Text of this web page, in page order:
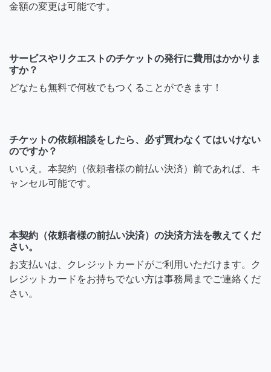
金額の変更は可能です。
サービスやリクエストのチケットの発行に費用はかかりま
すか？
どなたも無料で何枚でもつくることができます！
チケットの依頼相談をしたら、必ず買わなくてはいけない
のですか？
いいえ。本契約（依頼者様の前払い決済）前であれば、キ
ャンセル可能です。
本契約（依頼者様の前払い決済）の決済方法を教えてくだ
さい。
お支払いは、クレジットカードがご利用いただけます。ク
レジットカードをお持ちでない方は事務局までご連絡くだ
さい。